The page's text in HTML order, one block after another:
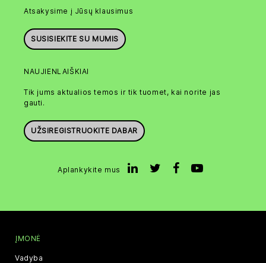
Atsakysime į Jūsų klausimus
SUSISIEKITE SU MUMIS
NAUJIENLAIŠKIAI
Tik jums aktualios temos ir tik tuomet, kai norite jas
gauti.
UŽSIREGISTRUOKITE DABAR
Aplankykite mus
ĮMONĖ
Vadyba